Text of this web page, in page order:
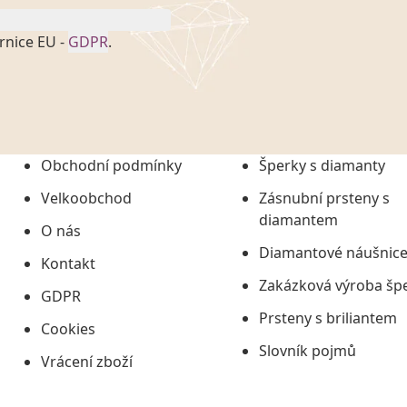
EU - GDPR.
č. 101/2000 Sb. v
uchováním veškerých
údajů či jako jeho
informací, nejdéle
Obchodní podmínky
Velkoobchod
O nás
Kontakt
GDPR
Cookies
Vrácení zboží
Šperky s diamanty
Zásnubní prsteny s
diamantem
Diamantové náušnice
Zakázková výroba
Prsteny s briliantem
Slovník pojmů